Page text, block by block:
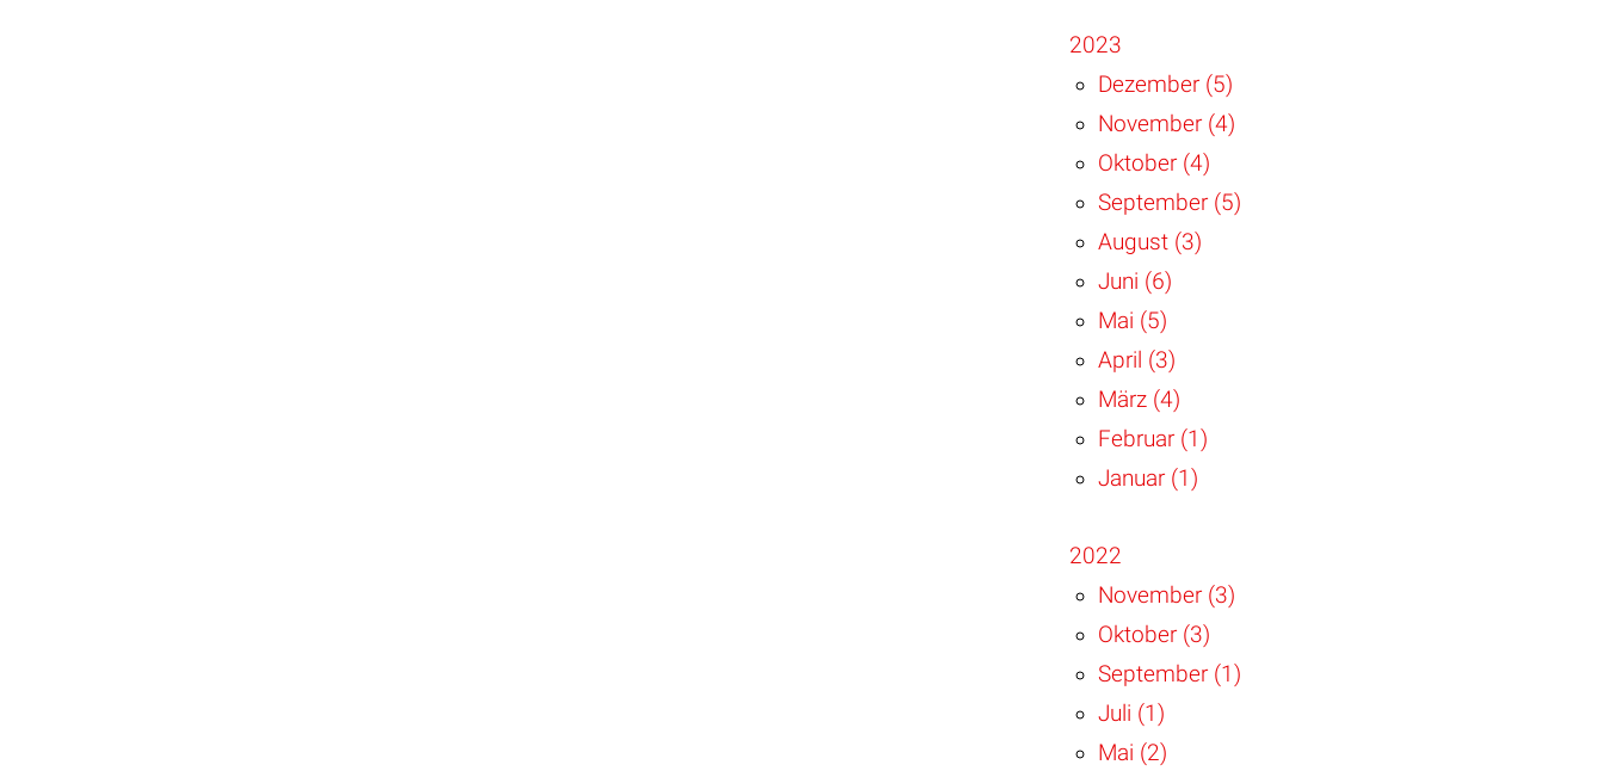
2023
Dezember (5)
November (4)
Oktober (4)
September (5)
August (3)
Juni (6)
Mai (5)
April (3)
März (4)
Februar (1)
Januar (1)
2022
November (3)
Oktober (3)
September (1)
Juli (1)
Mai (2)